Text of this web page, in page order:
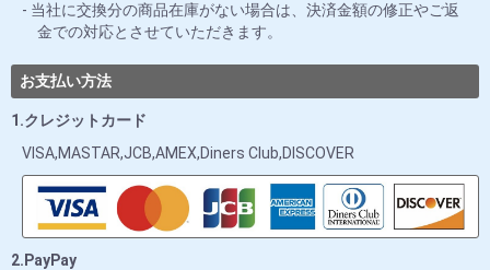
当社に交換分の商品在庫がない場合は、決済金額の修正やご返
金での対応とさせていただきます。
お支払い方法
1.クレジットカード
VISA,MASTAR,JCB,AMEX,Diners Club,DISCOVER
2.PayPay